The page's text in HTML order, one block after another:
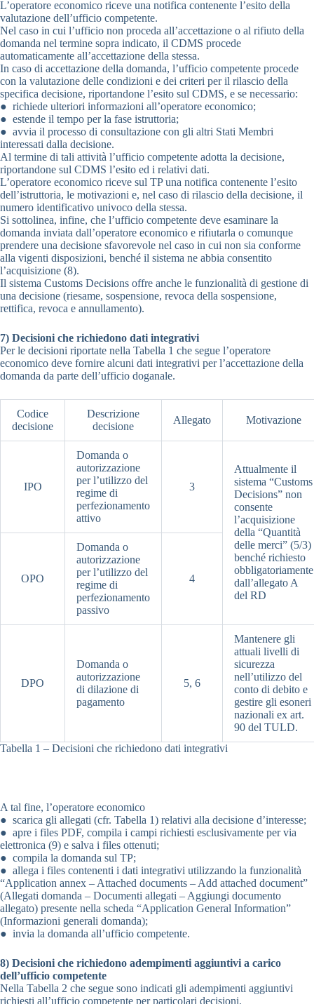
L’operatore economico riceve una notifica contenente l’esito della
valutazione dell’ufficio competente.
Nel caso in cui l’ufficio non proceda all’accettazione o al rifiuto della
domanda nel termine sopra indicato, il CDMS procede
automaticamente all’accettazione della stessa.
In caso di accettazione della domanda, l’ufficio competente procede
con la valutazione delle condizioni e dei criteri per il rilascio della
specifica decisione, riportandone l’esito sul CDMS, e se necessario:
● richiede ulteriori informazioni all’operatore economico;
● estende il tempo per la fase istruttoria;
● avvia il processo di consultazione con gli altri Stati Membri
interessati dalla decisione.
Al termine di tali attività l’ufficio competente adotta la decisione,
riportandone sul CDMS l’esito ed i relativi dati.
L’operatore economico riceve sul TP una notifica contenente l’esito
dell’istruttoria, le motivazioni e, nel caso di rilascio della decisione, il
numero identificativo univoco della stessa.
Si sottolinea, infine, che l’ufficio competente deve esaminare la
domanda inviata dall’operatore economico e rifiutarla o comunque
prendere una decisione sfavorevole nel caso in cui non sia conforme
alla vigenti disposizioni, benché il sistema ne abbia consentito
l’acquisizione (8).
Il sistema Customs Decisions offre anche le funzionalità di gestione di
una decisione (riesame, sospensione, revoca della sospensione,
rettifica, revoca e annullamento).
7) Decisioni che richiedono dati integrativi
Per le decisioni riportate nella Tabella 1 che segue l’operatore
economico deve fornire alcuni dati integrativi per l’accettazione della
domanda da parte dell’ufficio doganale.
Codice
decisione
Descrizione
decisione
Allegato Motivazione
IPO
Domanda o
autorizzazione
per l’utilizzo del
regime di
perfezionamento
attivo
3
Attualmente il
sistema “Customs
Decisions” non
consente
l’acquisizione
della “Quantità
delle merci” (5/3)
benché richiesto
obbligatoriamente
dall’allegato A
del RD
OPO
Domanda o
autorizzazione
per l’utilizzo del
regime di
perfezionamento
passivo
4
DPO
Domanda o
autorizzazione
di dilazione di
pagamento
5, 6
Mantenere gli
attuali livelli di
sicurezza
nell’utilizzo del
conto di debito e
gestire gli esoneri
nazionali ex art.
90 del TULD.
Tabella 1 – Decisioni che richiedono dati integrativi
A tal fine, l’operatore economico
● scarica gli allegati (cfr. Tabella 1) relativi alla decisione d’interesse;
● apre i files PDF, compila i campi richiesti esclusivamente per via
elettronica (9) e salva i files ottenuti;
● compila la domanda sul TP;
● allega i files contenenti i dati integrativi utilizzando la funzionalità
“Application annex – Attached documents – Add attached document”
(Allegati domanda – Documenti allegati – Aggiungi documento
allegato) presente nella scheda “Application General Information”
(Informazioni generali domanda);
● invia la domanda all’ufficio competente.
8) Decisioni che richiedono adempimenti aggiuntivi a carico
dell’ufficio competente
Nella Tabella 2 che segue sono indicati gli adempimenti aggiuntivi
richiesti all’ufficio competente per particolari decisioni.